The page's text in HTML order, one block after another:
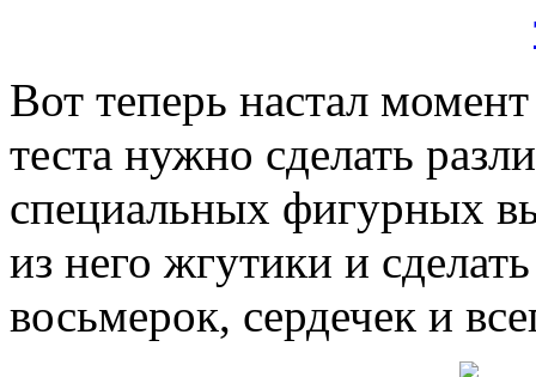
Вот теперь настал
теста нужно сделать
специальных фигурных
из него жгутики и
восьмерок, сердечек и